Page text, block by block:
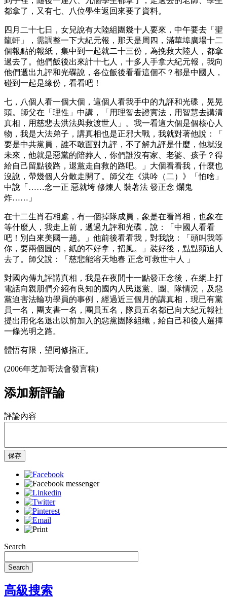
都拿了，又有七、八位學生返回來要了資料。
四月二十七日，女兒說有大陸組團幾十人要來，中午要去「聖
龍軒」，需調整一下大紀元報，那天是周四，滿華埠廣場十二
個報點的報紙，集中到一起就二十三份，為挽救大陸人，都拿
過去了。他們飯後出來計十七人，十多人手拿大紀元報，我向
他們遞出九評和光碟說，各位飯後看看這個不？都是中國人，
碰到一起是緣份，看看吧！
七，八個人看一個大個，這個人看我手中的九評和光碟，晃晃
頭。師父在「理性」中講，「用理智去證實法，用智慧去講清
真相，用慈悲去洪法與救渡世人」。我一看這大個是個核心人
物，我是大法弟子，講真相也是正邪大戰，我就對著他說：「
要是中共黨員，誰不敢面對九評，不了解九評是什麼，他就沒
未來，他就是惡黨的陪葬人，你們誰沒有家、老婆、孩子？得
給自己留點後路，退黨走自救的路吧。」大個看看我，什麼也
沒說，帶幾個人分散走開了。師父在《洪吟（二）》「怕啥」
中說「……念一正 惡就垮 修煉人 裝著法 發正念 爛鬼
炸……」
在十二生肖石相處，有一個掉隊成員，象是在看肖相，也象在
等什麼人，我走上前，遞過九評和光碟，說：「中國人看看
吧！別白來美國一趟。」他前後看看我，對我說：「頭叫我等
你，要兩個圓的，紙的不好拿，招風。」裝好後，點點頭追人
去了。師父說：「慈悲能溶天地春 正念可救世中人 」
對國內傳九評講真相，我是在夜間十一點發正念後，在網上打
電話向親朋們介紹有良知的國內人民退黨、團、隊情況，及惡
黨迫害法輪功學員的事例，經過近三個月的講真相，現已有黨
員一名，團支書一名，團員五名，隊員五名都已向大紀元報社
提出用化名退出以前加入的惡黨團隊組織，給自己和後人選擇
一條光明之路。
體悟有限，望同修指正。
(2006年芝加哥法會發言稿)
添加新評論
評論內容
保存
Search
Search
高級搜索